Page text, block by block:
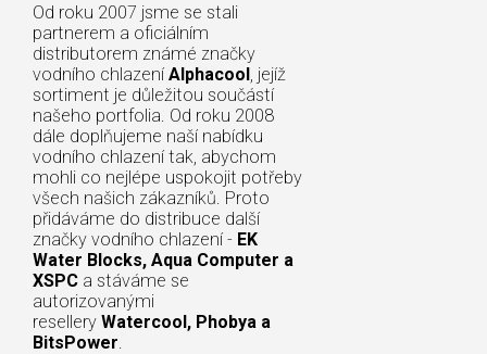
Od roku 2007 jsme se stali
partnerem a oficiálním
distributorem známé značky
vodního chlazení Alphacool, jejíž
sortiment je důležitou součástí
našeho portfolia. Od roku 2008
dále doplňujeme naší nabídku
vodního chlazení tak, abychom
mohli co nejlépe uspokojit potřeby
všech našich zákazníků. Proto
přidáváme do distribuce další
značky vodního chlazení - EK
Water Blocks, Aqua Computer a
XSPC a stáváme se
autorizovanými
resellery Watercool, Phobya a
BitsPower.